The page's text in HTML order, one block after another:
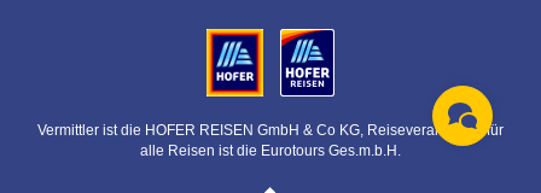
Vermittler ist die HOFER REISEN GmbH & Co KG, Reiseveranstalter für
alle Reisen ist die Eurotours Ges.m.b.H.